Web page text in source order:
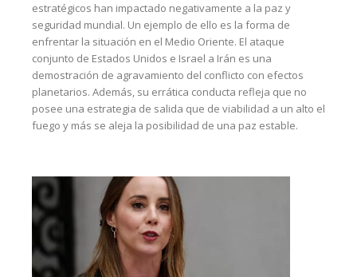
estratégicos han impactado negativamente a la paz y
seguridad mundial. Un ejemplo de ello es la forma de
enfrentar la situación en el Medio Oriente. El ataque
conjunto de Estados Unidos e Israel a Irán es una
demostración de agravamiento del conflicto con efectos
planetarios. Además, su errática conducta refleja que no
posee una estrategia de salida que de viabilidad a un alto el
fuego y más se aleja la posibilidad de una paz estable.